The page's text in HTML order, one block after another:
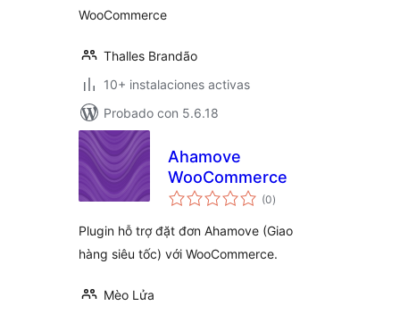
WooCommerce
Thalles Brandão
10+ instalaciones activas
Probado con 5.6.18
Ahamove
WooCommerce
(0total
de
)
Plugin hỗ trợ đặt đơn Ahamove (Giao
hàng siêu tốc) với WooCommerce.
Mèo Lửa